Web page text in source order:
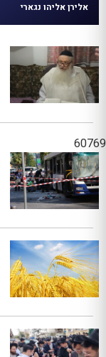
אלירן אליהו נגארי
60769